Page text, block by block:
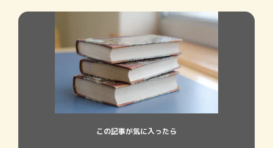
この記事が気に入ったら